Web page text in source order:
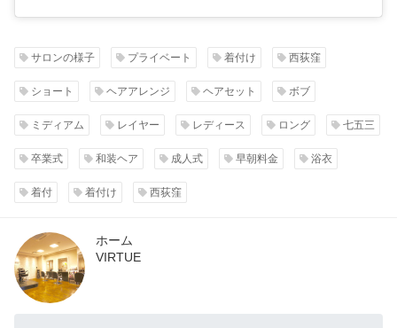
サロンの様子 プライベート 着付け 西荻窪
ショート ヘアアレンジ ヘアセット ボブ
ミディアム レイヤー レディース ロング 七五三
卒業式 和装ヘア 成人式 早朝料金 浴衣
着付 着付け 西荻窪
ホーム
VIRTUE